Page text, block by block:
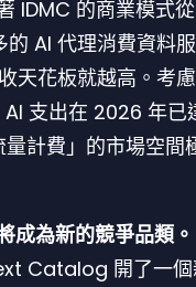
IDMC 的商業模式
AI 代理消費資料服
花板就越高。考
支出在 2026 年已
計費」的市場空間
成為新的競爭品類。
Catalog 開了一個